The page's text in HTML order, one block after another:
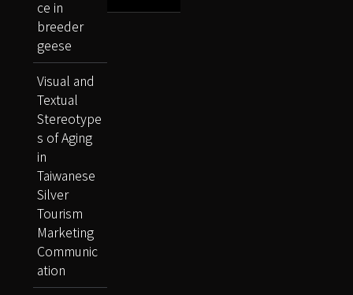
ce in
breeder
geese
Visual and
Textual
Stereotype
s of Aging
in
Taiwanese
Silver
Tourism
Marketing
Communic
ation